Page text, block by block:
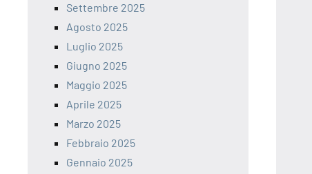
Settembre 2025
Agosto 2025
Luglio 2025
Giugno 2025
Maggio 2025
Aprile 2025
Marzo 2025
Febbraio 2025
Gennaio 2025